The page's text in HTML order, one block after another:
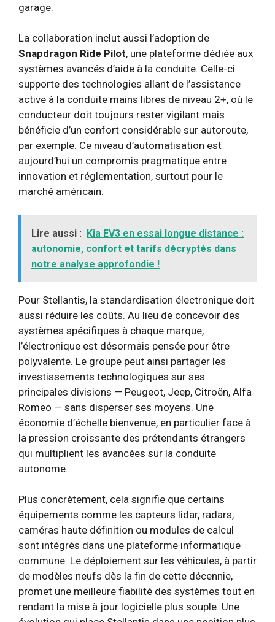
garage.
La collaboration inclut aussi l’adoption de
Snapdragon Ride Pilot, une plateforme dédiée aux
systèmes avancés d’aide à la conduite. Celle-ci
supporte des technologies allant de l’assistance
active à la conduite mains libres de niveau 2+, où le
conducteur doit toujours rester vigilant mais
bénéficie d’un confort considérable sur autoroute,
par exemple. Ce niveau d’automatisation est
aujourd’hui un compromis pragmatique entre
innovation et réglementation, surtout pour le
marché américain.
Lire aussi : Kia EV3 en essai longue distance :
autonomie, confort et tarifs décryptés dans
notre analyse approfondie !
Pour Stellantis, la standardisation électronique doit
aussi réduire les coûts. Au lieu de concevoir des
systèmes spécifiques à chaque marque,
l’électronique est désormais pensée pour être
polyvalente. Le groupe peut ainsi partager les
investissements technologiques sur ses
principales divisions — Peugeot, Jeep, Citroën, Alfa
Romeo — sans disperser ses moyens. Une
économie d’échelle bienvenue, en particulier face à
la pression croissante des prétendants étrangers
qui multiplient les avancées sur la conduite
autonome.
Plus concrètement, cela signifie que certains
équipements comme les capteurs lidar, radars,
caméras haute définition ou modules de calcul
sont intégrés dans une plateforme informatique
commune. Le déploiement sur les véhicules, à partir
de modèles neufs dès la fin de cette décennie,
promet une meilleure fiabilité des systèmes tout en
rendant la mise à jour logicielle plus souple. Une